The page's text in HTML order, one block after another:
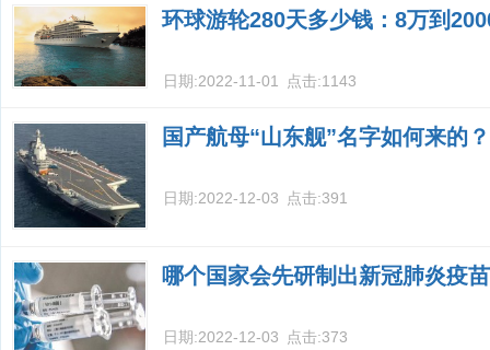
环球游轮280天多少钱：8万到
日期:2022-11-01 点击:1143
国产航母“山东舰”名字如何来的？
日期:2022-12-03 点击:391
哪个国家会先研制出新冠肺炎疫
日期:2022-12-03 点击:373